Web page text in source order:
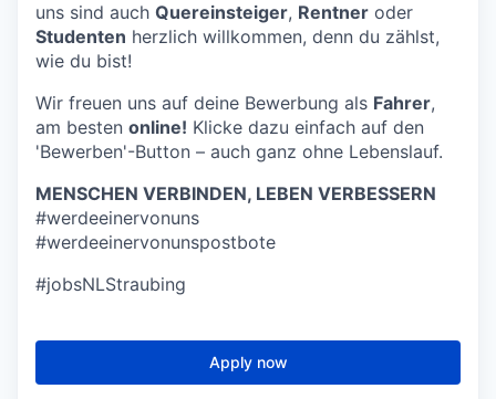
uns sind auch Quereinsteiger, Rentner oder
Studenten herzlich willkommen, denn du zählst,
wie du bist!
Wir freuen uns auf deine Bewerbung als Fahrer,
am besten online! Klicke dazu einfach auf den
'Bewerben'-Button – auch ganz ohne Lebenslauf.
MENSCHEN VERBINDEN, LEBEN VERBESSERN
#werdeeinervonuns
#werdeeinervonunspostbote
#jobsNLStraubing
Apply now